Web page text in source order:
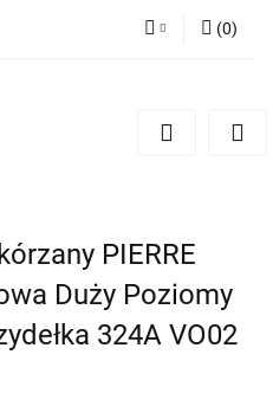
Zarejestruj się
(0)
PIERRE
Duży Poziomy
324A VO02